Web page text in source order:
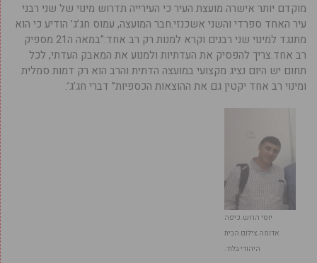
מוקדם יותר אישרה מועצת העיר כי העירייה תדרוש מינוי של שני רבני
עיר האחד ספרדי והשני אשכנזי.חבר המועצה, עמוס חג’ג’ הודיע כי הוא
מתנגד למינוי שני רבנים וקרא למנות רק רב אחד:”במאה ה21 מספיק
רב אחד.צריך להפסיק את העדתיות ולמנוע את המאבק העדתי, לכל
תחום יש היום נציג מקצועי במועצה הדתית והרב הוא רק דמות סמלית
ומינוי רב אחד יקטין גם את ההוצאות הכספיות” דברי חג’ג’.
יוסי הרוש.כיפה
אדומה.צילום הבית
היהודי בלוד.